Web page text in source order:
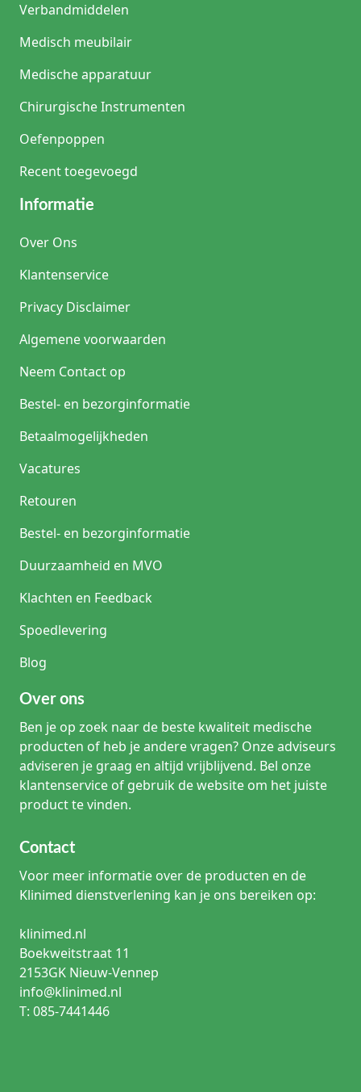
Verbandmiddelen
Medisch meubilair
Medische apparatuur
Chirurgische Instrumenten
Oefenpoppen
Recent toegevoegd
Informatie
Over Ons
Klantenservice
Privacy Disclaimer
Algemene voorwaarden
Neem Contact op
Bestel- en bezorginformatie
Betaalmogelijkheden
Vacatures
Retouren
Bestel- en bezorginformatie
Duurzaamheid en MVO
Klachten en Feedback
Spoedlevering
Blog
Over ons
Ben je op zoek naar de beste kwaliteit medische
producten of heb je andere vragen? Onze adviseurs
adviseren je graag en altijd vrijblijvend. Bel onze
klantenservice of gebruik de website om het juiste
product te vinden.
Contact
Voor meer informatie over de producten en de
Klinimed dienstverlening kan je ons bereiken op:
klinimed.nl
Boekweitstraat 11
2153GK Nieuw-Vennep
info@klinimed.nl
T: 085-7441446